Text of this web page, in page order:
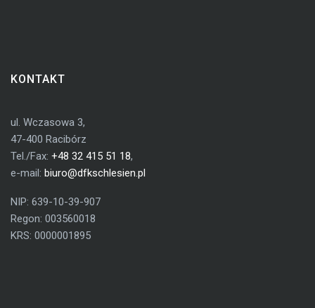
KONTAKT
ul. Wczasowa 3,
47-400 Racibórz
Tel./Fax: +48 32 415 51 18,
e-mail: biuro@dfkschlesien.pl
NIP: 639-10-39-907
Regon: 003560018
KRS: 0000001895